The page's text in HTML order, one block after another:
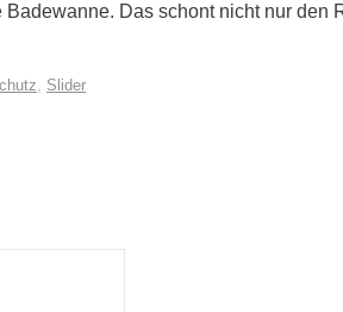
Das schont nicht nur den
, Slider